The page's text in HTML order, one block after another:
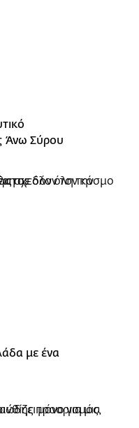
Άνω Σύρου
με ένα